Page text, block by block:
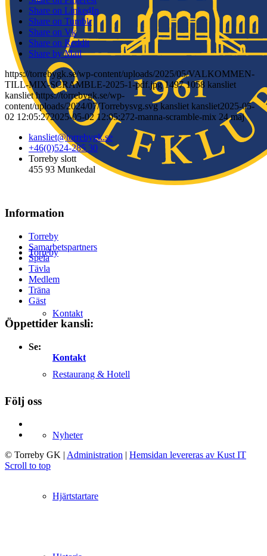
Torreby
Kontakt
Restaurang & Hotell
Nyheter
Hjärtstartare
Share on LinkedIn
Share on Tumblr
Share on Vk
Share on Reddit
Share by Mail
https://torrebygk.se/wp-content/uploads/2025/05/VALKOMMEN-
TILL-MIX-SCRAMBLE-2025-1-pdf.jpg 1497 1058 kansliet
kansliet https://torrebygk.se/wp-
content/uploads/2024/07/Torrebysvg.svg kansliet kansliet2025-05-
02 12:05:272025-05-02 12:05:272-manna-scramble-mix 24 maj
kansliet@torrebygk.se
+46(0)524-285 30
Torreby slott
455 93 Munkedal
Information
Torreby
Samarbetspartners
Spela
Tävla
Medlem
Träna
Gäst
Öppettider kansli:
Se:
Kontakt
Följ oss
© Torreby GK Administration
Hemsidan levereras av Kust IT
Scroll to top